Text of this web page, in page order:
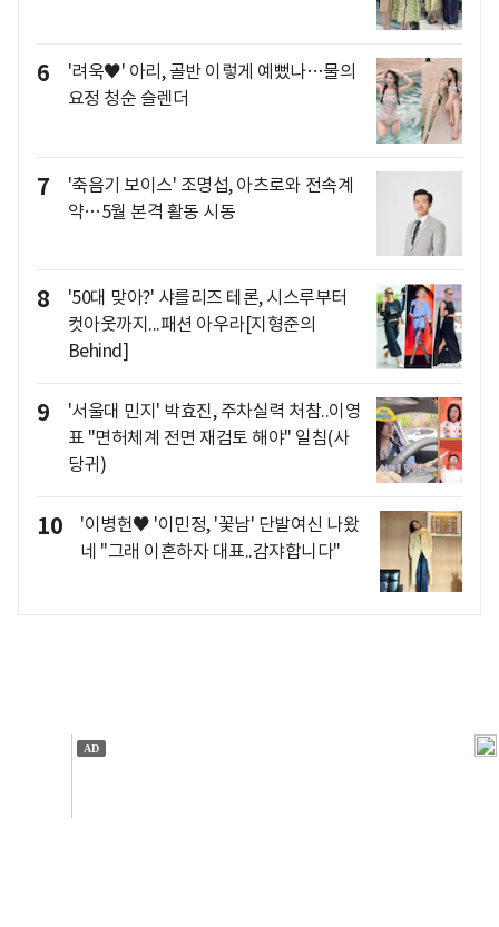
6
'려욱♥' 아리, 골반 이렇게 예뻤나…물의
요정 청순 슬렌더
7
'축음기 보이스' 조명섭, 아츠로와 전속계
약…5월 본격 활동 시동
8
'50대 맞아?' 샤를리즈 테론, 시스루부터
컷아웃까지...패션 아우라[지형준의
Behind]
9
'서울대 민지' 박효진, 주차실력 처참..이영
표 "면허체계 전면 재검토 해야" 일침(사
당귀)
10
'이병헌♥ '이민정, '꽃남' 단발여신 나왔
네 "그래 이혼하자 대표..감쟈합니다"